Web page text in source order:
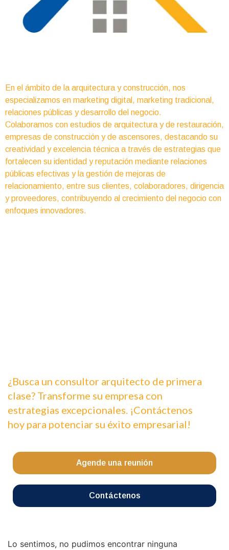
En el ámbito de la arquitectura y construcción, nos
especializamos en marketing digital, marketing tradicional,
relaciones públicas y desarrollo del negocio.
Colaboramos con estudios de arquitectura y de restauración,
empresas de construcción y de ascensores, destacando su
creatividad y excelencia técnica a través de estrategias que
fortalecen su identidad y reputación mediante relaciones
públicas efectivas y la gestión de mejoras de
relacionamiento, entre sus clientes, colaboradores, dirigencia
y proveedores, contribuyendo al crecimiento del negocio con
enfoques innovadores.
¿Busca un consultor arquitecto de primera
clase? Transforme su empresa con
estrategias excepcionales. ¡Contáctenos
hoy para potenciar su éxito empresarial!
Agende una reunión
Contáctenos
Lo sentimos, no pudimos encontrar ninguna